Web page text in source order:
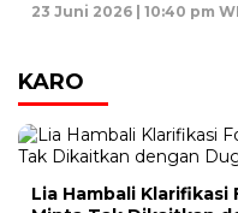
23 Juni 2026 | 10:40 pm
KARO
Lia Hambali